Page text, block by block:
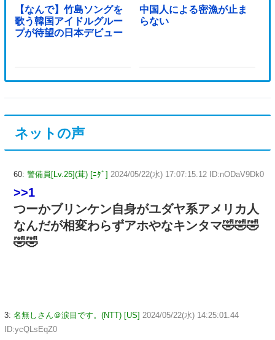
【なんで】竹島ソングを
歌う韓国アイドルグルー
プが待望の日本デビュー
中国人による密漁が止ま
らない
ネットの声
60: 警備員[Lv.25](茸) [ﾆﾀﾞ] 2024/05/22(水) 17:07:15.12 ID:nODaV9Dk0
>>1
つーかブリンケン自身がユダヤ系アメリカ人
なんだが相変わらずアホやなキンタマ🤣🤣🤣
🤣🤣
3: 名無しさん＠涙目です。(NTT) [US] 2024/05/22(水) 14:25:01.44
ID:ycQLsEqZ0